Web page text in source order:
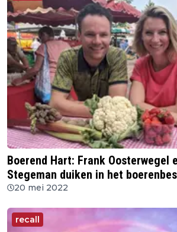
Boerend Hart: Frank Oosterwegel
Stegeman duiken in het
20 mei 2022
recall